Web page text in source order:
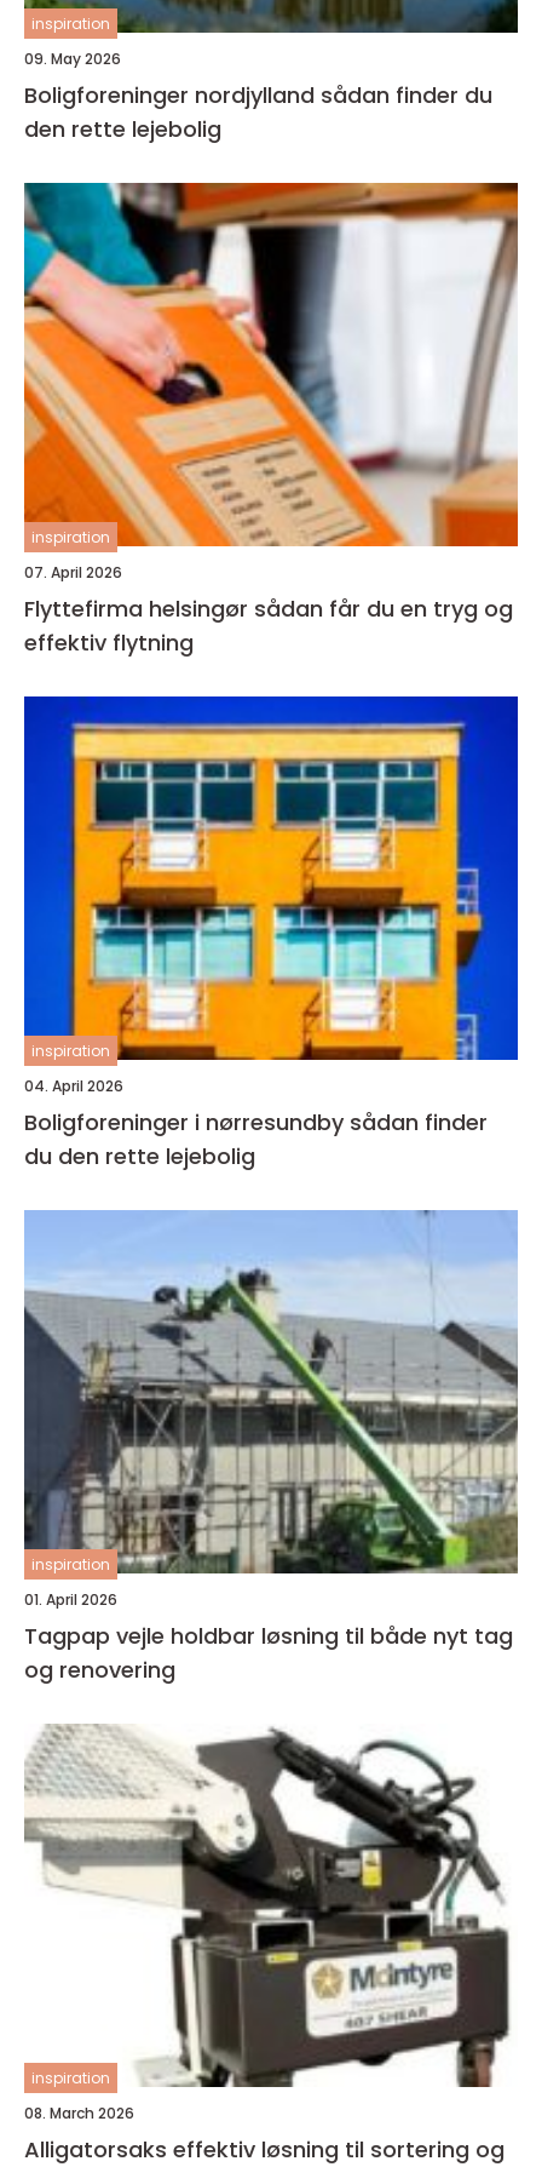
inspiration
09. May 2026
Boligforeninger nordjylland sådan finder du
den rette lejebolig
inspiration
07. April 2026
Flyttefirma helsingør sådan får du en tryg og
effektiv flytning
inspiration
04. April 2026
Boligforeninger i nørresundby sådan finder
du den rette lejebolig
inspiration
01. April 2026
Tagpap vejle holdbar løsning til både nyt tag
og renovering
inspiration
08. March 2026
Alligatorsaks effektiv løsning til sortering og